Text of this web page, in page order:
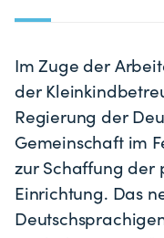
Im Zuge der
der
Regierung der
Gemeinschaft im
zur Schaffung
Einrichtung. Das